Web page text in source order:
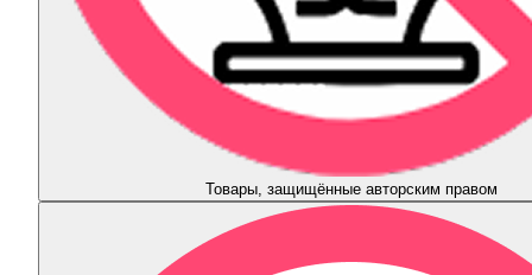
Товары, защищённые авторским правом